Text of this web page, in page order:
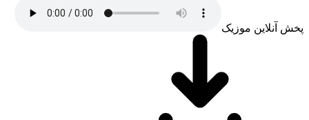
موزیک